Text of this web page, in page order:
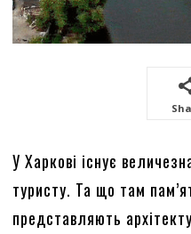
У Харкові існує
туристу. Та що там
представляють